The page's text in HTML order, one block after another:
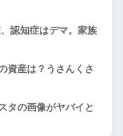
認知症はデマ。家族
資産は？うさんくさ
タの画像がヤバイと